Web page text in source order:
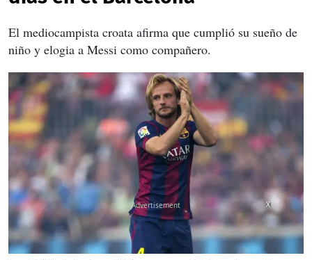
El mediocampista croata afirma que cumplió su sueño de
niño y elogia a Messi como compañero.
X